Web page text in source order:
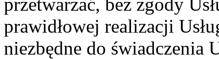
prawidłowej realizacji
niezbędne do świadczenia